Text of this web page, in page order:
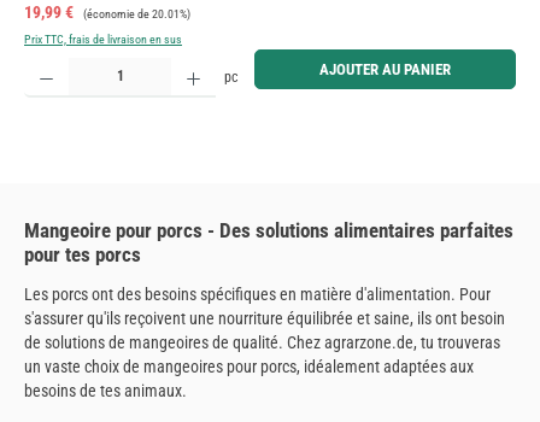
Prix de vente :
19,99 € Prix régulier :
(économie de 20.01%)
Prix TTC, frais de livraison en sus
Quantité de produit : Entrez la quantité souhaitée ou utilisez les boutons pour augmenter ou
pc AJOUTER AU PANIER
Mangeoire pour porcs - Des solutions alimentaires parfaites
pour tes porcs
Les porcs ont des besoins spécifiques en matière d'alimentation. Pour
s'assurer qu'ils reçoivent une nourriture équilibrée et saine, ils ont besoin
de solutions de mangeoires de qualité. Chez agrarzone.de, tu trouveras
un vaste choix de mangeoires pour porcs, idéalement adaptées aux
besoins de tes animaux.